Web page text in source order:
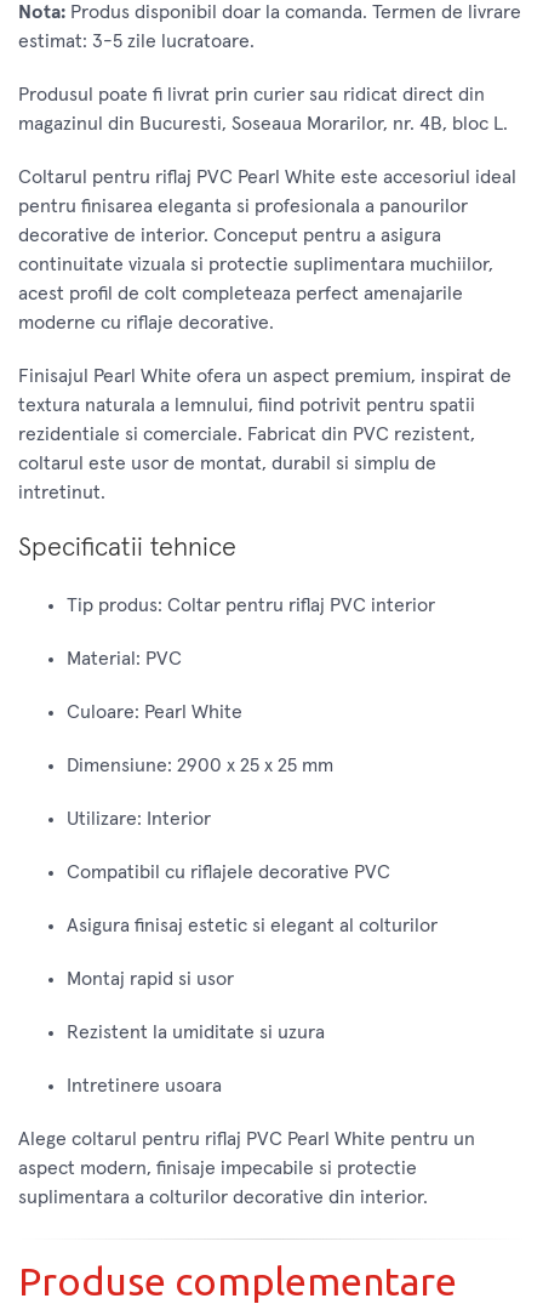
Nota: Produs disponibil doar la comanda. Termen de livrare
estimat: 3-5 zile lucratoare.
Produsul poate fi livrat prin curier sau ridicat direct din
magazinul din Bucuresti, Soseaua Morarilor, nr. 4B, bloc L.
Coltarul pentru riflaj PVC Pearl White este accesoriul ideal
pentru finisarea eleganta si profesionala a panourilor
decorative de interior. Conceput pentru a asigura
continuitate vizuala si protectie suplimentara muchiilor,
acest profil de colt completeaza perfect amenajarile
moderne cu riflaje decorative.
Finisajul Pearl White ofera un aspect premium, inspirat de
textura naturala a lemnului, fiind potrivit pentru spatii
rezidentiale si comerciale. Fabricat din PVC rezistent,
coltarul este usor de montat, durabil si simplu de
intretinut.
Specificatii tehnice
Tip produs: Coltar pentru riflaj PVC interior
Material: PVC
Culoare: Pearl White
Dimensiune: 2900 x 25 x 25 mm
Utilizare: Interior
Compatibil cu riflajele decorative PVC
Asigura finisaj estetic si elegant al colturilor
Montaj rapid si usor
Rezistent la umiditate si uzura
Intretinere usoara
Alege coltarul pentru riflaj PVC Pearl White pentru un
aspect modern, finisaje impecabile si protectie
suplimentara a colturilor decorative din interior.
Produse complementare